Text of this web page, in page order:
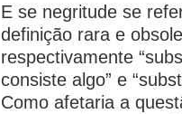
E se negritude se
definição rara e
respectivamente
consiste algo” e
Como afetaria a